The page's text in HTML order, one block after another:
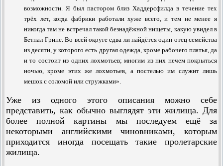
возможности. Я был пастором близ Хаддерсфилда в течение тех
трёх лет, когда фабрики работали хуже всего, и тем не менее я
никогда там не встречал такой безнадёжной нищеты, какую увидел в
Бетнал-Грине. Во всей округе едва ли найдётся один отец семейства
из десяти, у которого есть другая одежда, кроме рабочего платья, да
и то состоит из одних лохмотьев; многим из них нечем покрыться
ночью, кроме этих же лохмотьев, а постелью им служит лишь
мешок с соломой или стружками».
Уже из одного этого описания можно себе
представить, как обычно выглядят эти жилища. Для
более полной картины мы последуем ещё за
некоторыми английскими чиновниками, которым
приходится иногда посещать такие пролетарские
жилища.